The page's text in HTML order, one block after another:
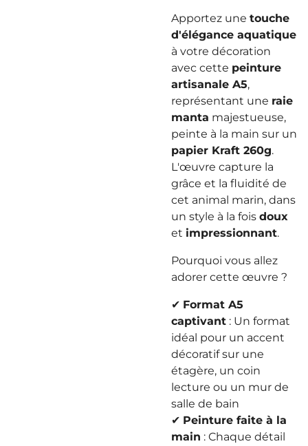
Apportez une touche
d'élégance aquatique
à votre décoration
avec cette peinture
artisanale A5,
représentant une raie
manta majestueuse,
peinte à la main sur un
papier Kraft 260g.
L'œuvre capture la
grâce et la fluidité de
cet animal marin, dans
un style à la fois doux
et impressionnant.
Pourquoi vous allez
adorer cette œuvre ?
✔ Format A5
captivant : Un format
idéal pour un accent
décoratif sur une
étagère, un coin
lecture ou un mur de
salle de bain
✔ Peinture faite à la
main : Chaque détail